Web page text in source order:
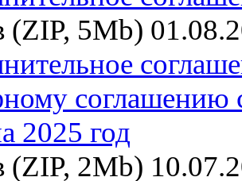
(ZIP, 5Mb)
соглашению
2025 год
(ZIP, 2Mb)